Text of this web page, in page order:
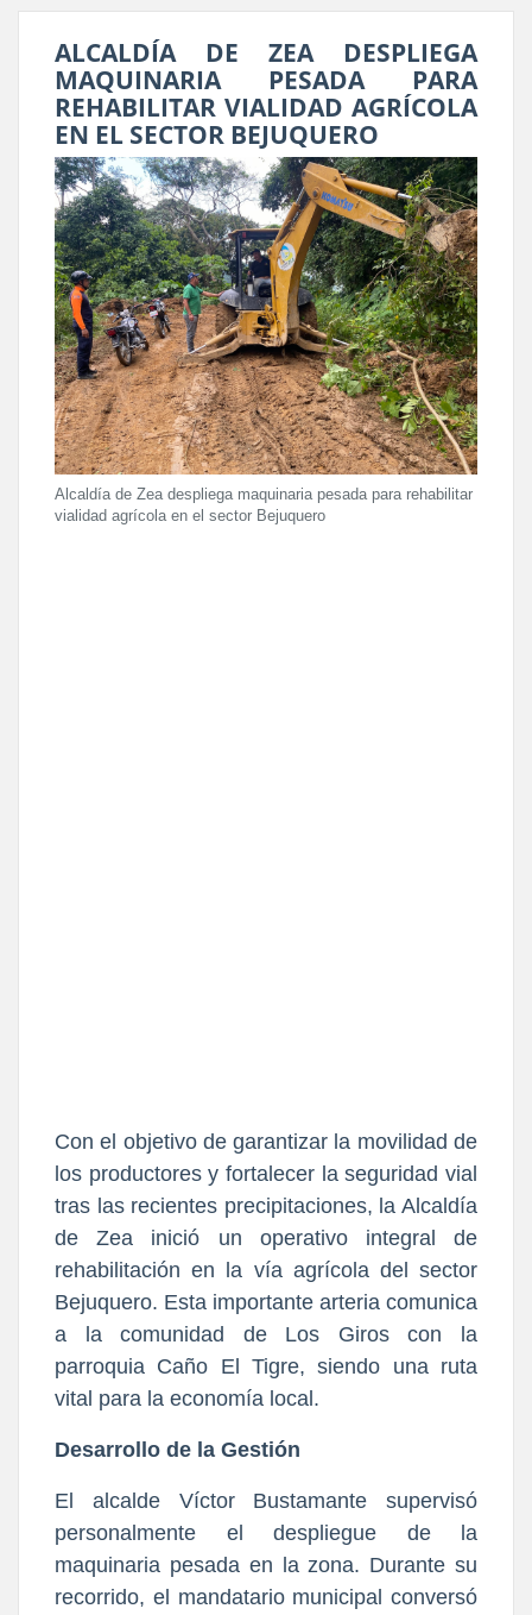
ALCALDÍA DE ZEA DESPLIEGA
MAQUINARIA PESADA PARA
REHABILITAR VIALIDAD AGRÍCOLA
EN EL SECTOR BEJUQUERO
Alcaldía de Zea despliega maquinaria pesada para rehabilitar
vialidad agrícola en el sector Bejuquero
Con el objetivo de garantizar la movilidad de
los productores y fortalecer la seguridad vial
tras las recientes precipitaciones, la Alcaldía
de Zea inició un operativo integral de
rehabilitación en la vía agrícola del sector
Bejuquero. Esta importante arteria comunica
a la comunidad de Los Giros con la
parroquia Caño El Tigre, siendo una ruta
vital para la economía local.
Desarrollo de la Gestión
El alcalde Víctor Bustamante supervisó
personalmente el despliegue de la
maquinaria pesada en la zona. Durante su
recorrido, el mandatario municipal conversó